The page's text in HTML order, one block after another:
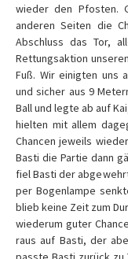
wieder den Pfosten.
anderen Seiten die
Abschluss das Tor,
Rettungsaktion
Fuß. Wir einigten uns
und sicher aus 9
Ball und legte ab auf
hielten mit allem
Chancen jeweils
Basti die Partie dann
fiel Basti der
per Bogenlampe
blieb keine Zeit zum
wiederum guter
raus auf Basti, der